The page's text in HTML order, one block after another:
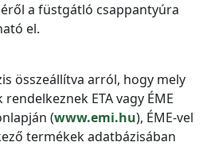
a füstgátló csappantyúra
el.
összeállítva arról, hogy mely
ETA vagy ÉME
(www.emi.hu), ÉME-vel
termékek adatbázisában